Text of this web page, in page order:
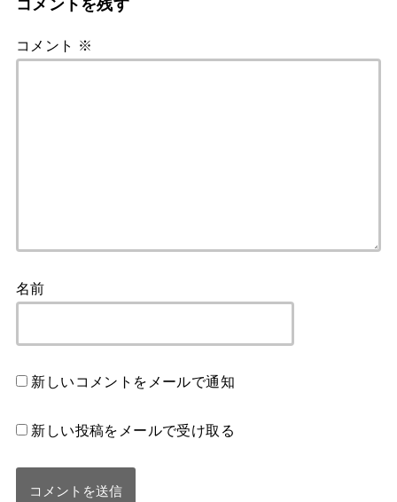
コメントを残す
コメント ※
名前
新しいコメントをメールで通知
新しい投稿をメールで受け取る